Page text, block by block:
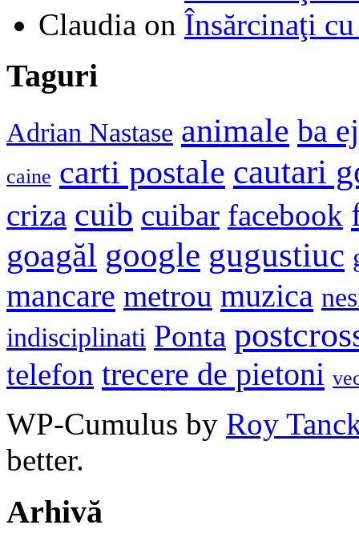
Claudia on Însărcinaţi
Taguri
Adrian Nastase animale ba
caine carti postale cautari
criza cuib cuibar facebook
goagăl google gugustiuc
mancare metrou muzica
indisciplinati Ponta
telefon trecere de pietoni
WP-Cumulus by Roy
better.
Arhivă